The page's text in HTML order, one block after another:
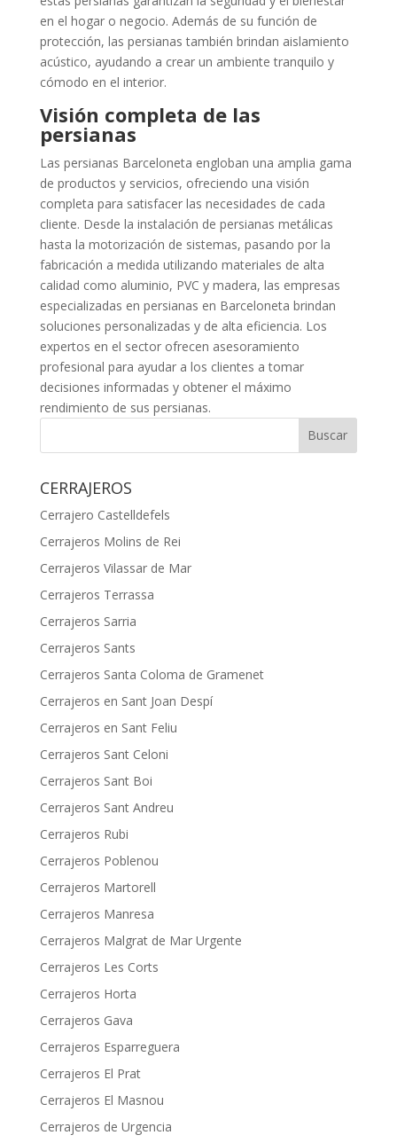
en el hogar o negocio. Además de su función de
protección, las persianas también brindan aislamiento
acústico, ayudando a crear un ambiente tranquilo y
cómodo en el interior.
Visión completa de las
persianas
Las persianas Barceloneta engloban una amplia gama
de productos y servicios, ofreciendo una visión
completa para satisfacer las necesidades de cada
cliente. Desde la instalación de persianas metálicas
hasta la motorización de sistemas, pasando por la
fabricación a medida utilizando materiales de alta
calidad como aluminio, PVC y madera, las empresas
especializadas en persianas en Barceloneta brindan
soluciones personalizadas y de alta eficiencia. Los
expertos en el sector ofrecen asesoramiento
profesional para ayudar a los clientes a tomar
decisiones informadas y obtener el máximo
rendimiento de sus persianas.
Buscar
CERRAJEROS
Cerrajero Castelldefels
Cerrajeros Molins de Rei
Cerrajeros Vilassar de Mar
Cerrajeros Terrassa
Cerrajeros Sarria
Cerrajeros Sants
Cerrajeros Santa Coloma de Gramenet
Cerrajeros en Sant Joan Despí
Cerrajeros en Sant Feliu
Cerrajeros Sant Celoni
Cerrajeros Sant Boi
Cerrajeros Sant Andreu
Cerrajeros Rubi
Cerrajeros Poblenou
Cerrajeros Martorell
Cerrajeros Manresa
Cerrajeros Malgrat de Mar Urgente
Cerrajeros Les Corts
Cerrajeros Horta
Cerrajeros Gava
Cerrajeros Esparreguera
Cerrajeros El Prat
Cerrajeros El Masnou
Cerrajeros de Urgencia